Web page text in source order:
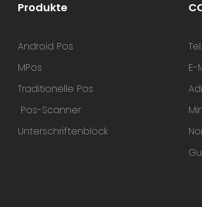
Produkte
Android Pos
MPos
Traditionelle Pos
Pos-Scanner
Unterschriftenblock
E-